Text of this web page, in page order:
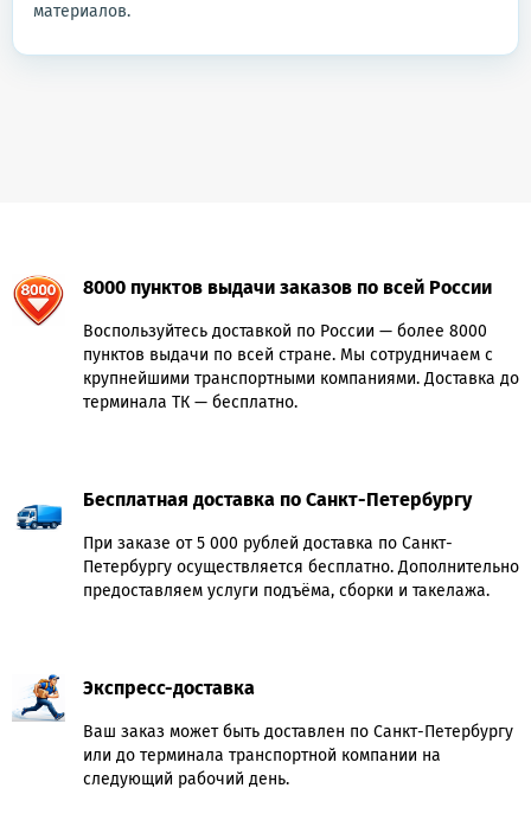
материалов.
8000 пунктов выдачи заказов по всей России
Воспользуйтесь доставкой по России — более 8000
пунктов выдачи по всей стране. Мы сотрудничаем с
крупнейшими транспортными компаниями. Доставка до
терминала ТК — бесплатно.
Бесплатная доставка по Санкт-Петербургу
При заказе от 5 000 рублей доставка по Санкт-
Петербургу осуществляется бесплатно. Дополнительно
предоставляем услуги подъёма, сборки и такелажа.
Экспресс-доставка
Ваш заказ может быть доставлен по Санкт-Петербургу
или до терминала транспортной компании на
следующий рабочий день.